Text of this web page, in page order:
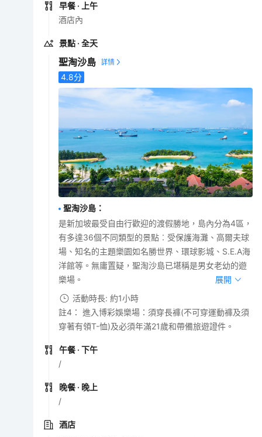
早餐 · 上午
酒店內
景點 · 全天
聖淘沙島
4.8分
聖淘沙島 ：
是新加坡最受自由行歡迎的渡假勝地，島內分為4區，
有多達36個不同類型的景點︰受保護海灘、高爾夫球
場、知名的主題樂園如名勝世界、環球影城、S.E.A海
洋館等。無庸置疑，聖淘沙島已堪稱是男女老幼的遊
樂場。
展開
活動時長: 約1小時
註4： 進入博彩娛樂場：須穿長褲(不可穿運動褲及須
穿著有領T-恤)及必須年滿21歲和帶備旅遊證件。
午餐 · 下午
/
晚餐 · 晚上
/
酒店